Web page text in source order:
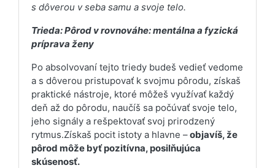
s dôverou v seba samu a svoje telo.
Trieda: Pôrod v rovnováhe: mentálna a fyzická
príprava ženy
Po absolvovaní tejto triedy budeš vedieť vedome
a s dôverou pristupovať k svojmu pôrodu, získaš
praktické nástroje, ktoré môžeš využívať každý
deň až do pôrodu, naučíš sa počúvať svoje telo,
jeho signály a rešpektovať svoj prirodzený
rytmus.Získaš pocit istoty a hlavne –objavíš, že
pôrod môže byť pozitívna, posilňujúca
skúsenosť.